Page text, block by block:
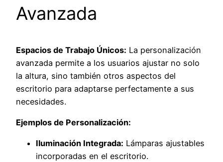
Avanzada
Espacios de Trabajo Únicos: La personalización
avanzada permite a los usuarios ajustar no solo
la altura, sino también otros aspectos del
escritorio para adaptarse perfectamente a sus
necesidades.
Ejemplos de Personalización:
Iluminación Integrada: Lámparas ajustables
incorporadas en el escritorio.